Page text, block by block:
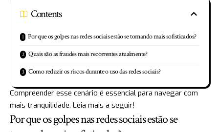
Contents
Por que os golpes nas redes sociais estão se tornando mais sofisticados?
Quais são as fraudes mais recorrentes atualmente?
Como reduzir os riscos durante o uso das redes sociais?
Compreender esse cenário é essencial para navegar com
mais tranquilidade. Leia mais a seguir!
Por que os golpes nas redes sociais estão se